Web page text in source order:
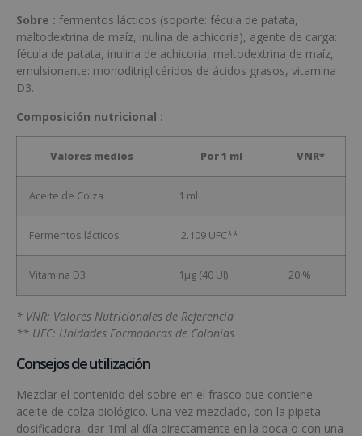
Sobre : fermentos lácticos (soporte: fécula de patata,
maltodextrina de maíz, inulina de achicoria), agente de carga:
fécula de patata, inulina de achicoria, maltodextrina de maíz,
emulsionante: monoditriglicéridos de ácidos grasos, vitamina
D3.
Composición nutricional :
Valores medios Por 1 ml VNR*
Aceite de Colza 1 ml
Fermentos lácticos 2.109 UFC**
Vitamina D3 1μg (40 UI) 20 %
* VNR: Valores Nutricionales de Referencia
** UFC: Unidades Formadoras de Colonias
Consejos de utilización
Mezclar el contenido del sobre en el frasco que contiene
aceite de colza biológico. Una vez mezclado, con la pipeta
dosificadora, dar 1ml al día directamente en la boca o con una